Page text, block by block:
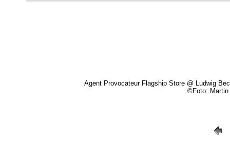
Agent Provocateur Flagship Store @ Ludwig
©Foto: Martin